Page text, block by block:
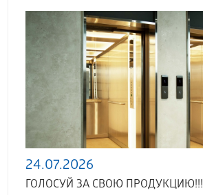
24.07.2026
ГОЛОСУЙ ЗА СВОЮ ПРОДУКЦИЮ!!!